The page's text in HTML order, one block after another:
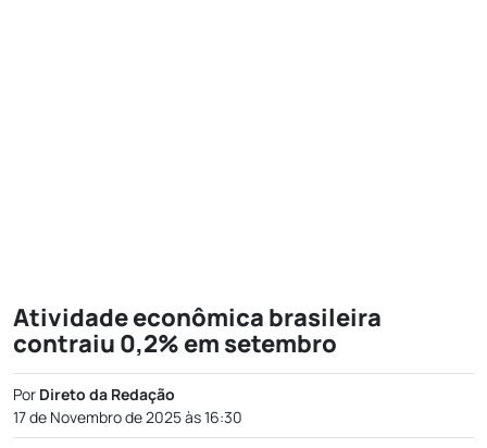
Atividade econômica brasileira
contraiu 0,2% em setembro
Por Direto da Redação
17 de Novembro de 2025 às 16:30